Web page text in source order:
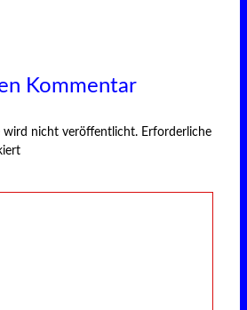
Kommentar
wird nicht veröffentlicht. Erforderliche